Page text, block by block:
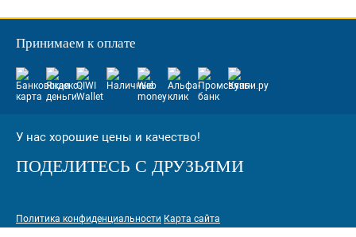
Принимаем к оплате
У нас хорошие цены и качество!
ПОДЕЛИТЕСЬ С ДРУЗЬЯМИ
Политика конфиденциальности Карта сайта